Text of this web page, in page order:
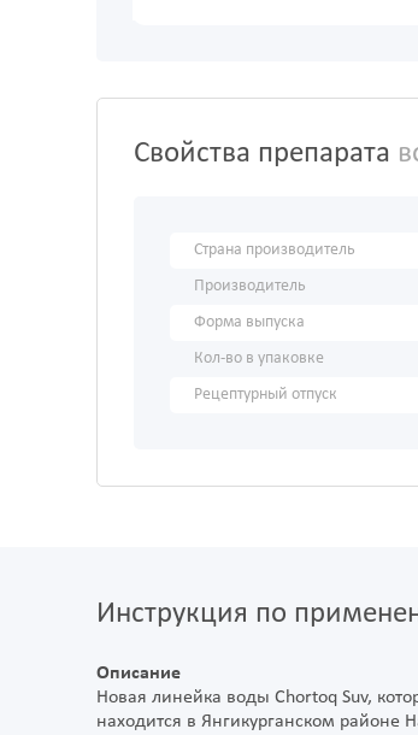
Свойства препарата
Страна производитель
Производитель
Форма выпуска
Кол-во в упаковке
Рецептурный отпуск
Инструкция по
Описание
Новая линейка воды Chortoq Suv,
находится в Янгикурганском районе